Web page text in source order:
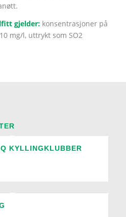
gjelder: konsentrasjoner på
mg/l, uttrykt som SO2
KYLLINGKLUBBER